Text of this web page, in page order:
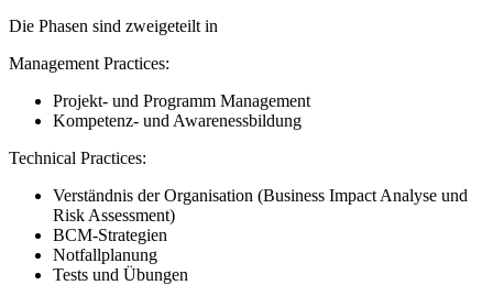
Die Phasen sind zweigeteilt in
Management Practices:
Projekt- und Programm Management
Kompetenz- und Awarenessbildung
Technical Practices:
Verständnis der Organisation (Business Impact Analyse und
Risk Assessment)
BCM-Strategien
Notfallplanung
Tests und Übungen